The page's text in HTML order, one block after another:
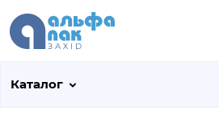
Каталог